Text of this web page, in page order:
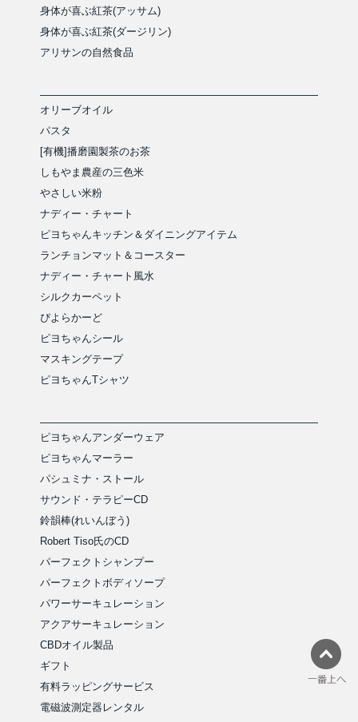
身体が喜ぶ紅茶(アッサム)
身体が喜ぶ紅茶(ダージリン)
アリサンの自然食品
オリーブオイル
パスタ
[有機]播磨園製茶のお茶
しもやま農産の三色米
やさしい米粉
ナディー・チャート
ピヨちゃんキッチン＆ダイニングアイテム
ランチョンマット＆コースター
ナディー・チャート風水
シルクカーペット
ぴよらかーど
ピヨちゃんシール
マスキングテープ
ピヨちゃんTシャツ
ピヨちゃんアンダーウェア
ピヨちゃんマーラー
パシュミナ・ストール
サウンド・テラピーCD
鈴韻棒(れいんぼう)
Robert Tiso氏のCD
パーフェクトシャンプー
パーフェクトボディソープ
パワーサーキュレーション
アクアサーキュレーション
CBDオイル製品
ギフト
有料ラッピングサービス
電磁波測定器レンタル